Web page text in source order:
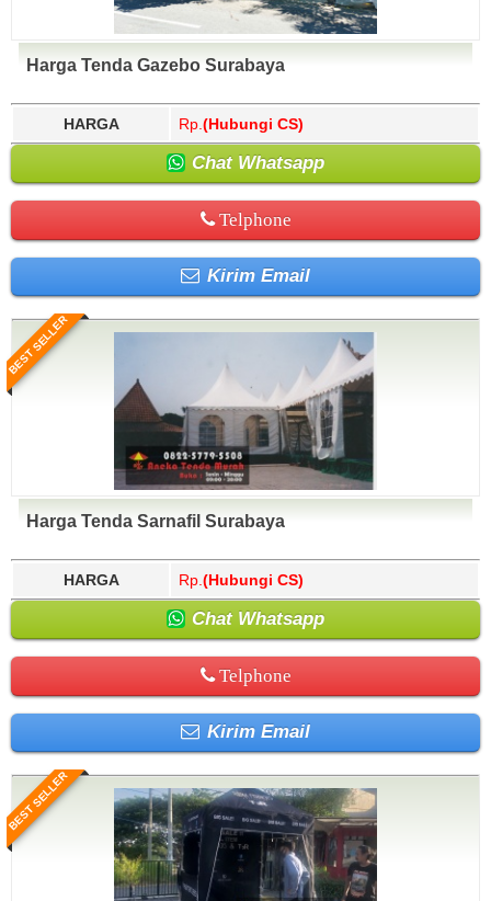
Harga Tenda Gazebo Surabaya
HARGA Rp. (Hubungi CS)
Chat Whatsapp
Telphone
Kirim Email
BEST SELLER
Harga Tenda Sarnafil Surabaya
HARGA Rp. (Hubungi CS)
Chat Whatsapp
Telphone
Kirim Email
BEST SELLER